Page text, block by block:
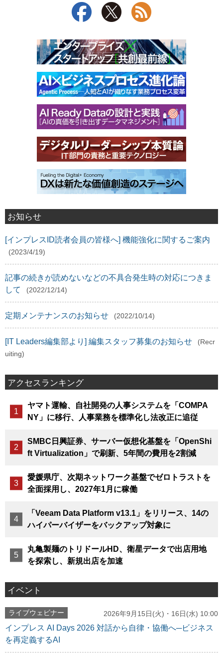
お知らせ
[インプレスID読者会員の皆様へ] 機能強化に関するご案内
(2023/4/19)
記事の続きが読めないなどの不具合発生時の対応につきま
して
(2022/12/14)
定期メンテナンスのお知らせ (2022/10/14)
[IT Leaders編集部より] 編集スタッフ募集のお知らせ
(Recr
uiting)
アクセスランキング
ヤマト運輸、自社開発の人事システムを「COMPA
NY」に移行、人事業務を標準化し法改正に追従
SMBC日興証券、サーバー仮想化基盤を「OpenShi
ft Virtualization」で刷新、5年間の費用を2割減
愛媛県庁、次期ネットワーク基盤でゼロトラストを
全面採用し、2027年1月に稼働
「Veeam Data Platform v13.1」をリリース、14の
ハイパーバイザーをバックアップ対象に
丸亀製麺のトリドールHD、衛星データで出店用地
を探索し、新規出店を加速
イベント
ライブウェビナー 2026年9月15日(火)・16日(水) 10:00
インプレス AI Days 2026 対話から自律・協働へ─ビジネス
を再定義するAI